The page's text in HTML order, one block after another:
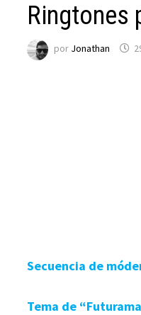
Ringtones
por Jonathan
Secuencia de
Tema de